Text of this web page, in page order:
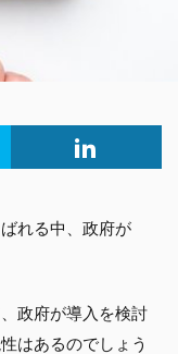
れる中、政府が
政府が導入を検討
はあるのでしょう